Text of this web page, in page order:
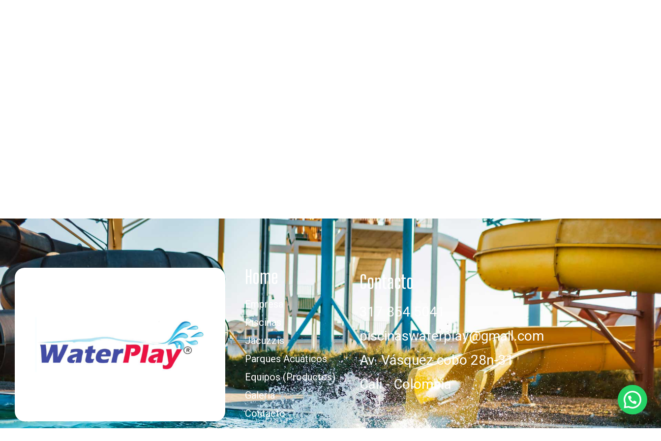
Home
Empresa
Piscinas
Jacuzzis
Parques Acuáticos
Equipos (Productos)
Galería
Contacto
Contacto
317 854 5041
piscinaswaterplay@gmail.com
Av. Vásquez cobo 28n-31
Cali - Colombia